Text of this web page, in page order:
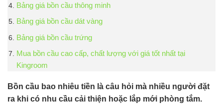
Bảng giá bồn cầu thông minh
Bảng giá bồn cầu dát vàng
Bảng giá bồn cầu trứng
Mua bồn cầu cao cấp, chất lượng với giá tốt nhất tại
Kingroom
Bồn cầu bao nhiêu tiền là câu hỏi mà nhiều người đặt
ra khi có nhu cầu cải thiện hoặc lắp mới phòng tắm.